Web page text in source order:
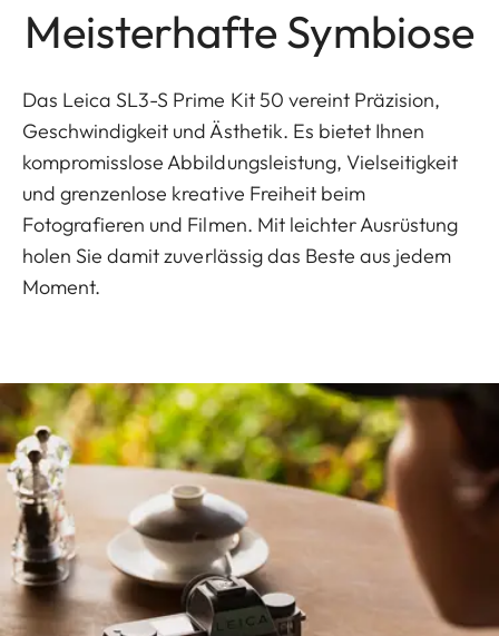
Meisterhafte Symbiose
Das Leica SL3-S Prime Kit 50 vereint Präzision,
Geschwindigkeit und Ästhetik. Es bietet Ihnen
kompromisslose Abbildungsleistung, Vielseitigkeit
und grenzenlose kreative Freiheit beim
Fotografieren und Filmen. Mit leichter Ausrüstung
holen Sie damit zuverlässig das Beste aus jedem
Moment.